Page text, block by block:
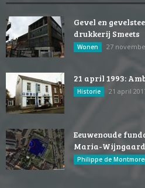
Gevel en
drukkerij Smeets
Wonen 27
21 april 1993:
Historie 21 april
Eeuwenoude
Maria-
Philippe de